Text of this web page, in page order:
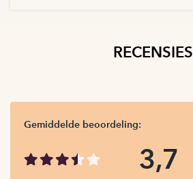
RECENSIES
Gemiddelde beoordeling:
3,7